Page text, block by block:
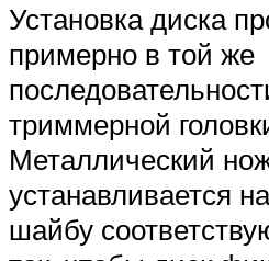
Установка диска
примерно в той же
триммерной
Металлический
устанавливается
шайбу